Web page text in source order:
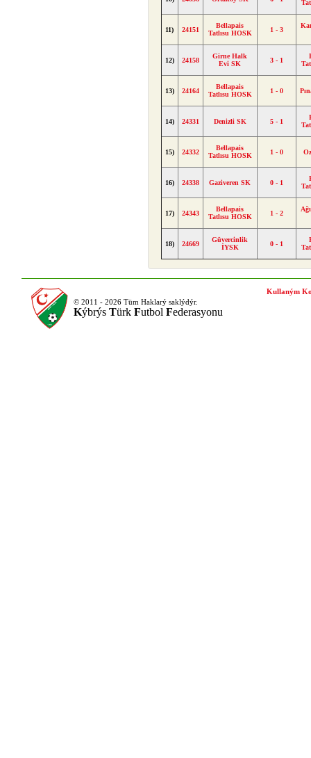
11) 24151
Bellapais
Tatlısu HOSK
1 - 3
12) 24158
Girne Halk
Evi SK
3 - 1
13) 24164
Bellapais
Tatlısu HOSK
1 - 0
14) 24331 Denizli SK 5 - 1
15) 24332
Bellapais
Tatlısu HOSK
1 - 0
16) 24338 Gaziveren SK 0 - 1
17) 24343
Bellapais
Tatlısu HOSK
1 - 2
18) 24669
Güvercinlik
İYSK
0 - 1
© 2011 - 2026 Tüm Haklarý saklýdýr.
Kýbrýs Türk Futbol Federasyonu
Kullaným